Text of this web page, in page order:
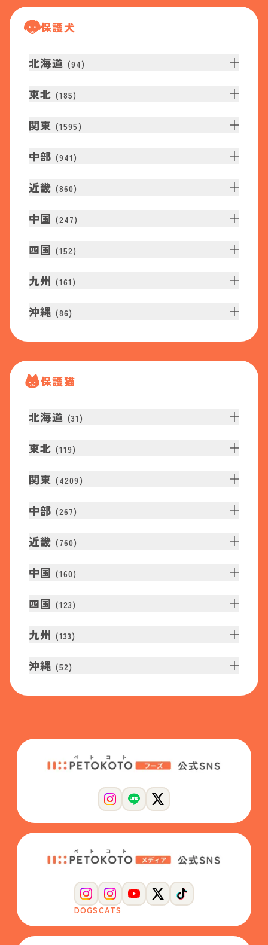
保護犬
北海道 (94)
東北 (185)
関東 (1595 )
中部 (941 )
近畿 (860)
中国 (247)
四国 (152)
九州 (161 )
沖縄 (86)
保護猫
北海道 (31 )
東北 (119)
関東 (4209 )
中部 (267)
近畿 (760)
中国 (160)
四国 (123)
九州 (133)
沖縄 (52)
DOGSCATS